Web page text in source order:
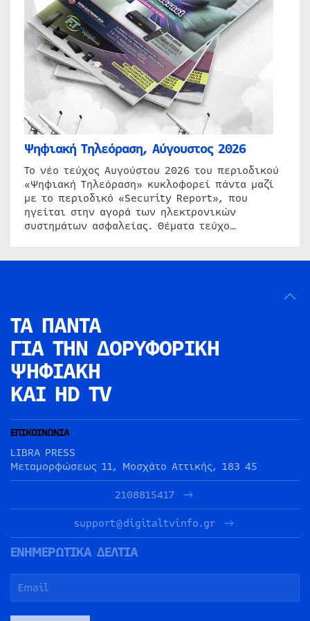
Ψηφιακή Τηλεόραση, Αύγουστος 2026
Το νέο τεύχος Αυγούστου 2026 του περιοδικού
«Ψηφιακή Τηλεόραση» κυκλοφορεί πάντα μαζί
με το περιοδικό «Security Report», που
ηγείται στην αγορά των ηλεκτρονικών
συστημάτων ασφαλείας. Θέματα τεύχο…
ΤΑ ΠΑΝΤΑ
ΓΙΑ ΤΗΝ ΔΟΡΥΦΟΡΙΚΗ
ΨΗΦΙΑΚΗ
ΚΑΙ HD TV
ΕΠΙΚΟΙΝΩΝΙΑ
LIBRA PRESS
Μεταμορφώσεως 11, Μοσχάτο Αττικής, 183 45
2108815417
support@digitaltvinfo.gr
ΕΝΗΜΕΡΩΤΙΚΑ ΔΕΛΤΙΑ